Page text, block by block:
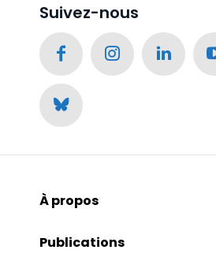
Suivez-nous
À propos
Publications